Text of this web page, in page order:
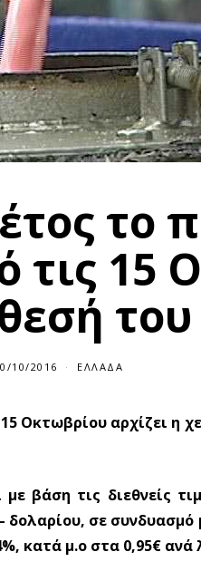
το
15
του
10/2016
0
ΕΛΛΆΔΑ
Οκτωβρίου αρχίζει η
βάση τις διεθνείς
σε
κατά μ.ο στα 0,95€ ανά